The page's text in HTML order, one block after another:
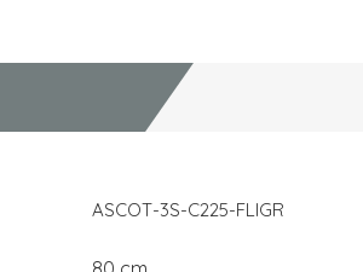
ASCOT-3S-C225-FLIGR